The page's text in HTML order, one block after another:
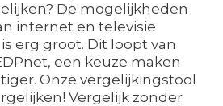
De mogelijkheden
internet en televisie
erg groot. Dit loopt van
een keuze maken
Onze vergelijkingstool
Vergelijk zonder